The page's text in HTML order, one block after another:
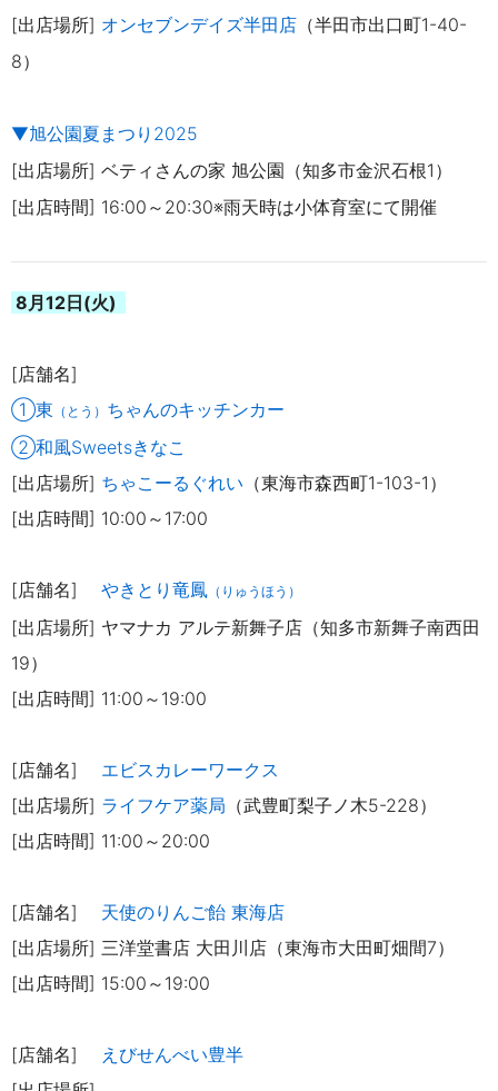
[出店場所] オンセブンデイズ半田店 （半田市出口町1-40-
8）
▼旭公園夏まつり2025
[出店場所] ベティさんの家 旭公園（知多市金沢石根1）
[出店時間] 16:00～20:30※雨天時は小体育室にて開催
8月12日(火)
[店舗名]
①東 （とう） ちゃんのキッチンカー
②和風Sweetsきなこ
[出店場所] ちゃこーるぐれい （東海市森西町1-103-1）
[出店時間] 10:00～17:00
[店舗名] やきとり竜鳳 （りゅうほう）
[出店場所] ヤマナカ アルテ新舞子店（知多市新舞子南西田
19）
[出店時間] 11:00～19:00
[店舗名] エビスカレーワークス
[出店場所] ライフケア薬局 （武豊町梨子ノ木5-228）
[出店時間] 11:00～20:00
[店舗名] 天使のりんご飴 東海店
[出店場所] 三洋堂書店 大田川店（東海市大田町畑間7）
[出店時間] 15:00～19:00
[店舗名]
えびせんべい豊半